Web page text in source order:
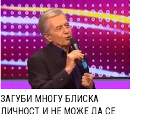
ЗАГУБИ МНОГУ БЛИСКА
ЛИЧНОСТ И НЕ МОЖЕ ДА СЕ